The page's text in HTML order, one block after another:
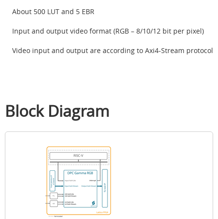
About 500 LUT and 5 EBR
Input and output video format (RGB – 8/10/12 bit per pixel)
Video input and output are according to Axi4-Stream protocol
Block Diagram